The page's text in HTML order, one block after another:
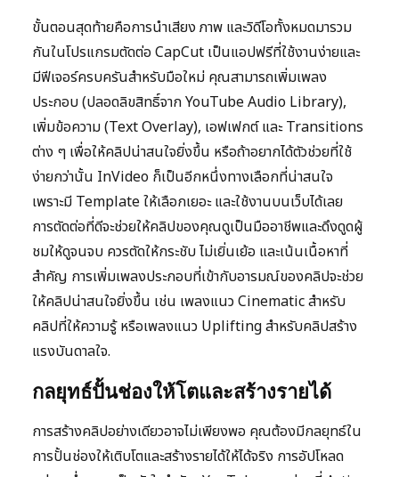
ขั้นตอนสุดท้ายคือการนำเสียง ภาพ และวิดีโอทั้งหมดมารวม
กันในโปรแกรมตัดต่อ CapCut เป็นแอปฟรีที่ใช้งานง่ายและ
มีฟีเจอร์ครบครันสำหรับมือใหม่ คุณสามารถเพิ่มเพลง
ประกอบ (ปลอดลิขสิทธิ์จาก YouTube Audio Library),
เพิ่มข้อความ (Text Overlay), เอฟเฟกต์ และ Transitions
ต่าง ๆ เพื่อให้คลิปน่าสนใจยิ่งขึ้น หรือถ้าอยากได้ตัวช่วยที่ใช้
ง่ายกว่านั้น InVideo ก็เป็นอีกหนึ่งทางเลือกที่น่าสนใจ
เพราะมี Template ให้เลือกเยอะ และใช้งานบนเว็บได้เลย
การตัดต่อที่ดีจะช่วยให้คลิปของคุณดูเป็นมืออาชีพและดึงดูดผู้
ชมให้ดูจนจบ ควรตัดให้กระชับ ไม่เยิ่นเย้อ และเน้นเนื้อหาที่
สำคัญ การเพิ่มเพลงประกอบที่เข้ากับอารมณ์ของคลิปจะช่วย
ให้คลิปน่าสนใจยิ่งขึ้น เช่น เพลงแนว Cinematic สำหรับ
คลิปที่ให้ความรู้ หรือเพลงแนว Uplifting สำหรับคลิปสร้าง
แรงบันดาลใจ.
กลยุทธ์ปั้นช่องให้โตและสร้างรายได้
การสร้างคลิปอย่างเดียวอาจไม่เพียงพอ คุณต้องมีกลยุทธ์ใน
การปั้นช่องให้เติบโตและสร้างรายได้ให้ได้จริง การอัปโหลด